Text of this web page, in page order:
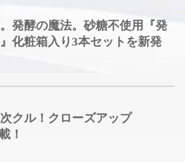
発酵の魔法。砂糖不使用『発
化粧箱入り3本セットを新発
クル！クローズアップ
！